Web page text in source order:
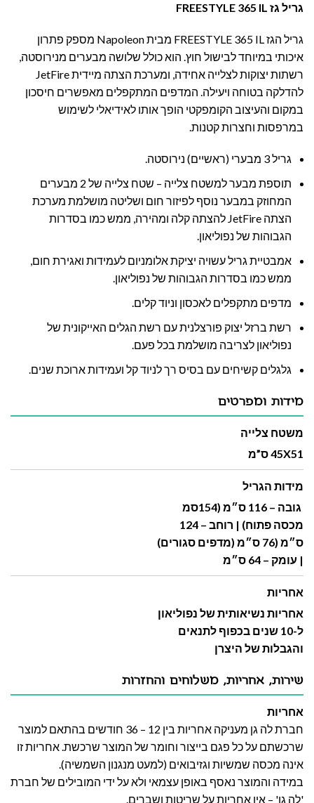
גריל גז FREESTYLE 365 IL
גריל הגז FREESTYLE 365 IL מבית Napoleon מספק פתרון
איכותי במיוחד לבישול חוץ. הוא כולל שלושה מבערים מנירוסטה,
רשתות יצוקות לצלייה אחידה, ומערכת הצתה מיידית JetFire
להדלקה בטוחה ויעילה. המדפים המתקפלים מאפשרים חיסכון
במקום והעיצוב הקומפקטי הופך אותו לאידיאלי לשימוש
במרפסות וחצרות קטנות.
גריל 3 מבערי (ראשיים) נירוסטה.
תוספת מבער למשטח צלייה – שטח צלייה של 2 מבערים
המחוזק במבער נוסף לפיזור חום ושליטה מושלמת מערכת
הצתה JetFire להצתה קלה ומהירה, ממש כמו בסדרות
הגבוהות של נפוליאון.
אמבטיית גריל עשויה יציקת אלומניום לעמידות ואגירת חום,
ממש כמו בסדרות הגבוהות של נפוליאון.
מדפים מתקפלים לאכסון וניוד קלים.
רשת ברזל יצוק פורצלנית עם רשת הגלים האייקונית של
נפוליאון לצריבה מושלמת בכל פעם.
גלגלים קשיחים עם בסיס רך לניוד קל ועמידות ארוכת שנים.
מידות ומפרטים
משטח צלייה
45X51 ס”מ
מידות הגריל
גובה – 116 ס״מ (154סמ
מכסה פתוח) | רוחב – 124
ס״מ (76 ס״מ (מדפים סגורים)
| עומק – 64 ס״מ
אחריות
אחריות נשיאותית של נפוליאון
ל-10 שנים בכפוף לתנאים
והגבלות של היצרן
שירות, אחריות, משלוחים והחזרות
אחריות
חברת לה גן מעניקה אחריות בין 12 – 36 חודשים בהתאם למוצר
שרכשתם על כל פגם בייצור וחומר של המוצר שרכשת. אחריות זו
אינה מכסה שמשיות וגזיבואים (למעט מנגנון השמשיה).
במידה והמוצר נאסף באופן עצמאי ולא על ידי המובילים של חברת
'לה גן' – אין אחריות על שריטות ושברים.